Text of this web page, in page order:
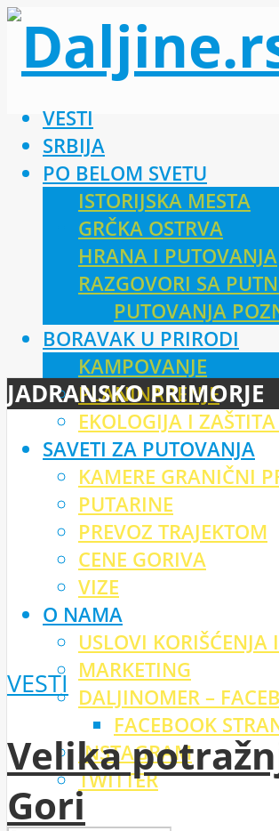
VESTI
SRBIJA
PO BELOM SVETU
ISTORIJSKA MESTA
GRČKA OSTRVA
HRANA I PUTOVANJA
RAZGOVORI SA
PUTOVANJA
BORAVAK U PRIRODI
KAMPOVANJE
PLANINARENJE
EKOLOGIJA I
SAVETI ZA PUTOVANJA
KAMERE GRANIČNI
PUTARINE
PREVOZ TRAJEKTOM
CENE GORIVA
VIZE
O NAMA
USLOVI KORIŠĆENJA
MARKETING
DALJINOMER –
FACEBOOK
INSTAGRAM
TWITTER
JADRANSKO PRIMORJE
VESTI
Velika
Gori